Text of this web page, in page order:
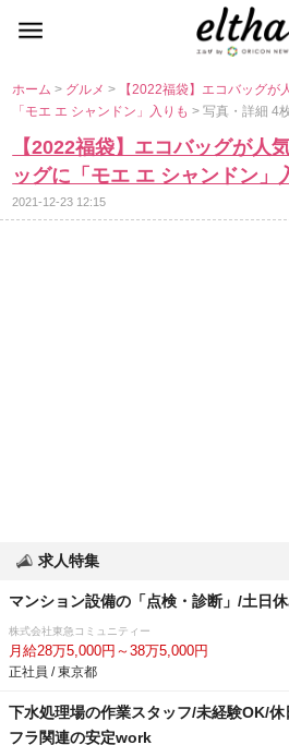
ホーム> グルメ>
【2022福袋】エコバッグ
「モエ エ シャンドン」入りも> 写真・詳細 4
【2022福袋】エコバッグが人
ッグに「モエ エ シャンドン」
2021-12-23 12:15
求人特集
マンション設備の「点検・診断」/土日
株式会社東急コミュニティー
月給28万5,000円～38万5,000円
正社員 / 東京都
下水処理場の作業スタッフ/未経験OK/
フラ関連の安定work